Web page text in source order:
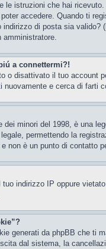
le istruzioni che hai
accedere. Quando ti
di posta sia valido?
amministratore.
a connettermi?!
o disattivato il tuo account
e cerca di farti
minori del 1998, è una
permettendo la
non è un punto di contatto
indirizzo IP oppure
generati da phpBB che
dal sistema, la